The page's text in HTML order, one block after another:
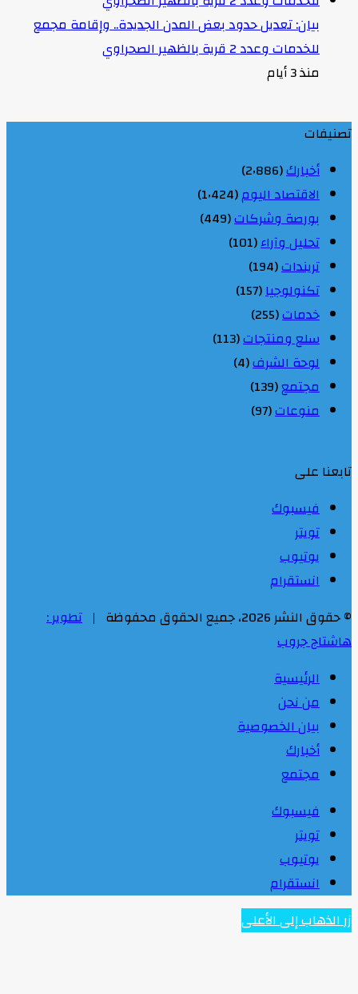
بيان: تعديل حدود بعض المدن الجديدة.. وإقامة مجمع
للخدمات وعدد 2 قرية بالظهير الصحراوي
منذ 3 أيام
تصنيفات
أخبارك(2٬886)
الاقتصاد اليوم(1٬424)
بورصة وشركات(449)
تحليل وآراء(101)
تريندات(194)
تكنولوجيا(157)
خدمات(255)
سلع ومنتجات(113)
لوحة الشرف(4)
مجتمع(139)
منوعات(97)
تابعنا على
فيسبوك
تويتر
يوتيوب
انستقرام
© حقوق النشر 2026، جميع الحقوق محفوظة |
تطوير :
هاشتاج جروب
الرئيسية
من نحن
بيان الخصوصية
أخبارك
مجتمع
فيسبوك
تويتر
يوتيوب
انستقرام
زر الذهاب إلى الأعلى